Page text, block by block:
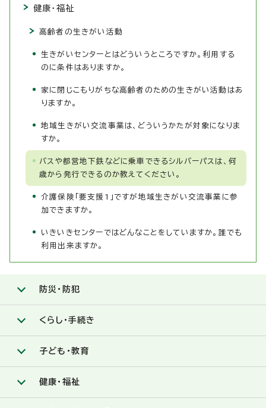
健康・福祉
高齢者の生きがい活動
生きがいセンターとはどういうところですか。利用する
のに条件はありますか。
家に閉じこもりがちな高齢者のための生きがい活動はあ
りますか。
地域生きがい交流事業は、どういうかたが対象になりま
すか。
バスや都営地下鉄などに乗車できるシルバーパスは、何
歳から発行できるのか教えてください。
介護保険「要支援1」ですが地域生きがい交流事業に参
加できますか。
いきいきセンターではどんなことをしていますか。誰でも
利用出来ますか。
防災・防犯
くらし・手続き
子ども・教育
健康・福祉